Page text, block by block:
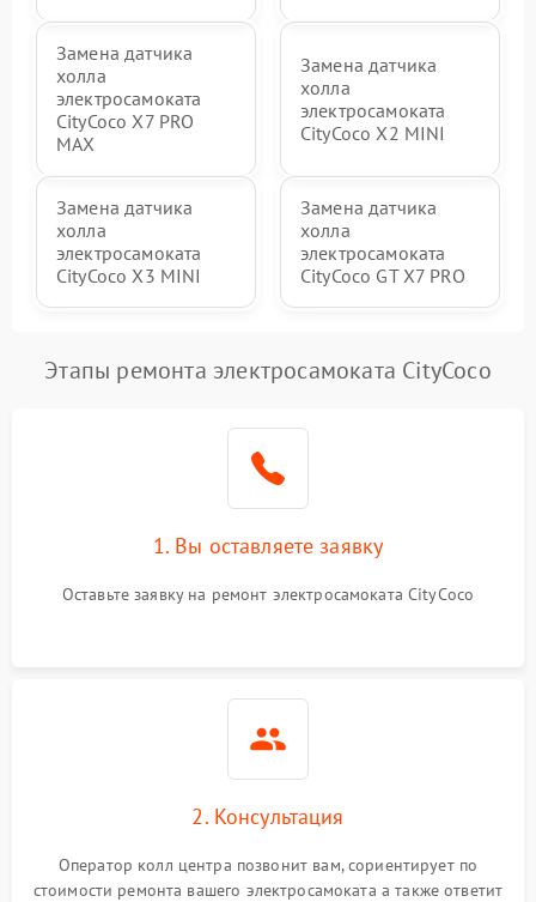
Замена датчика
холла
электросамоката
CityCoco X7 PRO
MAX
Замена датчика
холла
электросамоката
CityCoco X2 MINI
Замена датчика
холла
электросамоката
CityCoco X3 MINI
Замена датчика
холла
электросамоката
CityCoco GT X7 PRO
Этапы ремонта электросамоката CityCoco
1. Вы оставляете заявку
Оставьте заявку на ремонт электросамоката CityCoco
2. Консультация
Оператор колл центра позвонит вам, сориентирует по
стоимости ремонта вашего электросамоката а также ответит